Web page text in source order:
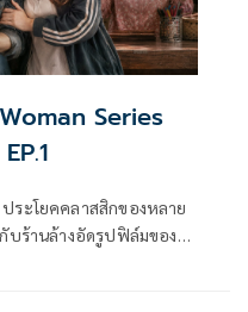
Series
ระโยคคลาสสิกของหลาย
กับร้านล้างอัดรูปฟิล์มของ